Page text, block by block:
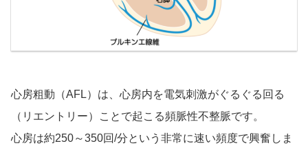
心房粗動（AFL）は、心房内を電気刺激がぐるぐる回る
（リエントリー）ことで起こる頻脈性不整脈です。
心房は約250～350回/分という非常に速い頻度で興奮しま